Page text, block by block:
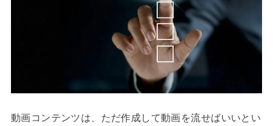
動画コンテンツは、ただ作成して動画を流せばいいとい